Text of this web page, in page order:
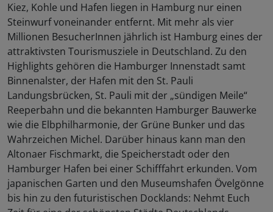
Kiez, Kohle und Hafen liegen in Hamburg nur einen
Steinwurf voneinander entfernt. Mit mehr als vier
Millionen BesucherInnen jährlich ist Hamburg eines der
attraktivsten Tourismusziele in Deutschland. Zu den
Highlights gehören die Hamburger Innenstadt samt
Binnenalster, der Hafen mit den St. Pauli
Landungsbrücken, St. Pauli mit der „sündigen Meile“
Reeperbahn und die bekannten Hamburger Bauwerke
wie die Elbphilharmonie, der Grüne Bunker und das
Wahrzeichen Michel. Darüber hinaus kann man den
Altonaer Fischmarkt, die Speicherstadt oder den
Hamburger Hafen bei einer Schifffahrt erkunden. Vom
japanischen Garten und den Museumshafen Övelgönne
bis hin zu den futuristischen Docklands: Nehmt Euch